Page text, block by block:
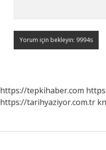
https://tepkihaber.com
https://tarihyaziyor.com.tr